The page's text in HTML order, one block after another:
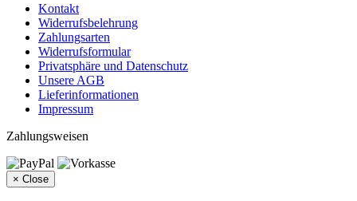
Kontakt
Widerrufsbelehrung
Zahlungsarten
Widerrufsformular
Privatsphäre und Datenschutz
Unsere AGB
Lieferinformationen
Impressum
Zahlungsweisen
× Close